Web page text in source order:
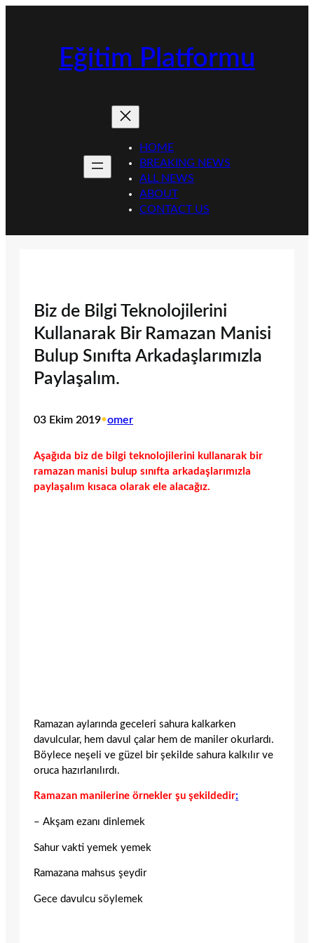
Eğitim Platformu
HOME
BREAKING NEWS
ALL NEWS
ABOUT
CONTACT US
Biz de Bilgi Teknolojilerini
Kullanarak Bir Ramazan Manisi
Bulup Sınıfta Arkadaşlarımızla
Paylaşalım.
03 Ekim 2019•omer
Aşağıda biz de bilgi teknolojilerini kullanarak bir
ramazan manisi bulup sınıfta arkadaşlarımızla
paylaşalım kısaca olarak ele alacağız.
Ramazan aylarında geceleri sahura kalkarken
davulcular, hem davul çalar hem de maniler okurlardı.
Böylece neşeli ve güzel bir şekilde sahura kalkılır ve
oruca hazırlanılırdı.
Ramazan manilerine örnekler şu şekildedir:
– Akşam ezanı dinlemek
Sahur vakti yemek yemek
Ramazana mahsus şeydir
Gece davulcu söylemek